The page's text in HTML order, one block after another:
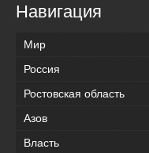
Навигация
Мир
Россия
Ростовская область
Азов
Власть